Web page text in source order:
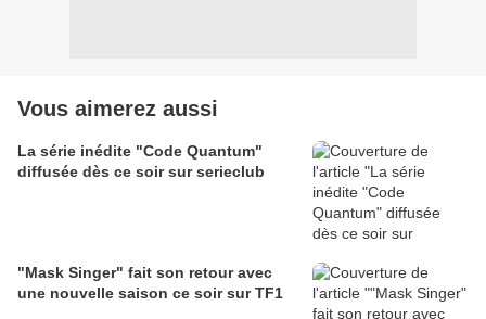
Vous aimerez aussi
La série inédite "Code Quantum"
diffusée dès ce soir sur serieclub
"Mask Singer" fait son retour avec
une nouvelle saison ce soir sur TF1